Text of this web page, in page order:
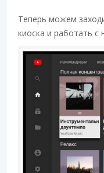
Теперь можем
киоска и работать